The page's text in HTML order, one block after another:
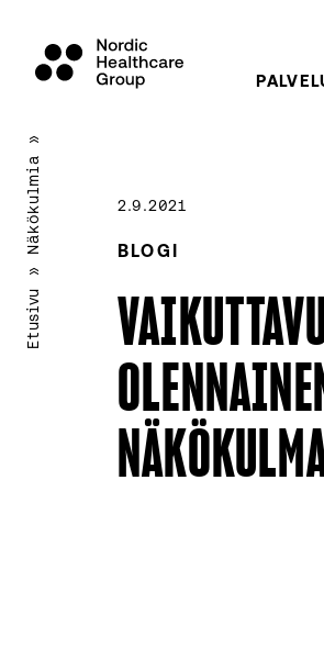
sisältöön
Etusivu
»
Näkökulmia
»
2.9.2021
BLOGI